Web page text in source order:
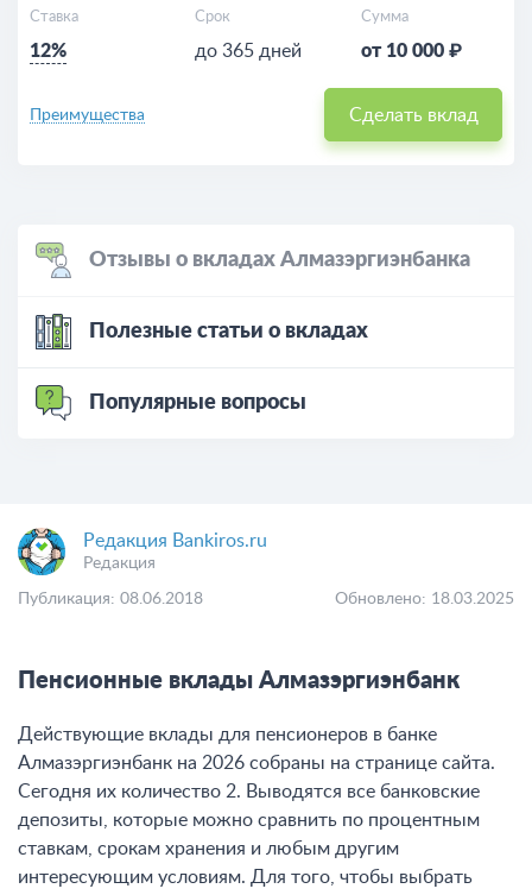
Ставка
12%
Срок
до 365 дней
Сумма
от 10 000 ₽
Преимущества Сделать вклад
Отзывы о вкладах Алмазэргиэнбанка
Полезные статьи о вкладах
Популярные вопросы
Редакция Bankiros.ru
Редакция
Публикация: 08.06.2018 Обновлено: 18.03.2025
Пенсионные вклады Алмазэргиэнбанк
Действующие вклады для пенсионеров в банке
Алмазэргиэнбанк на 2026 собраны на странице сайта.
Сегодня их количество 2. Выводятся все банковские
депозиты, которые можно сравнить по процентным
ставкам, срокам хранения и любым другим
интересующим условиям. Для того, чтобы выбрать